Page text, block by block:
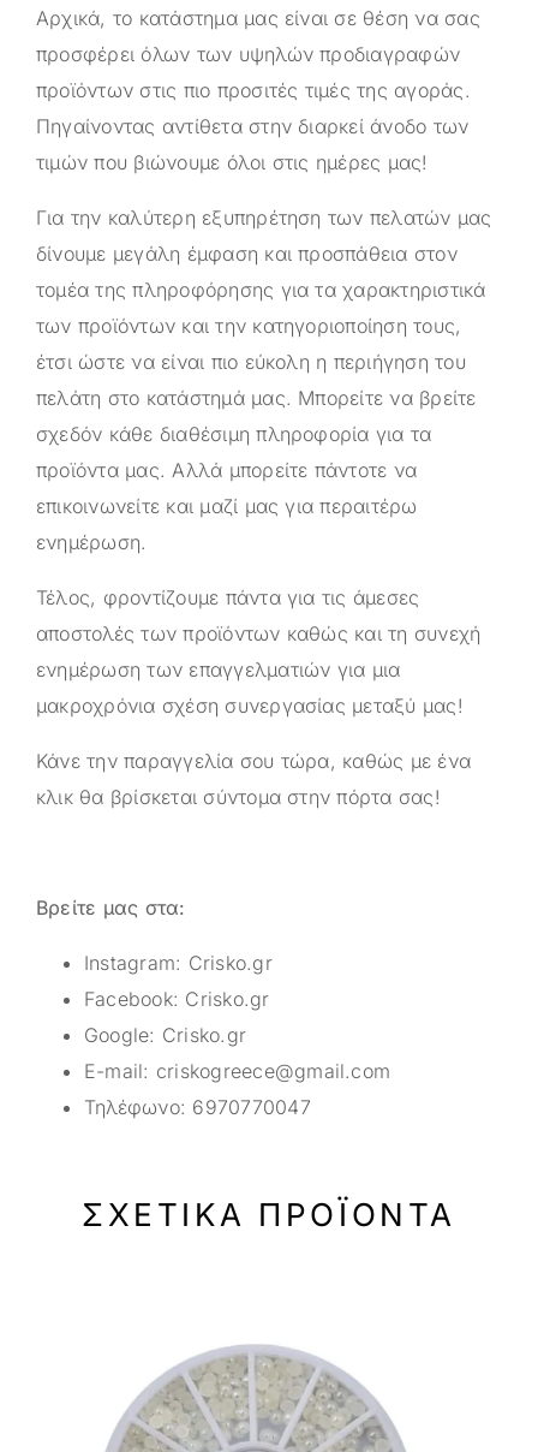
Αρχικά, το κατάστημα μας είναι σε θέση να σας
προσφέρει όλων των υψηλών προδιαγραφών
προϊόντων στις πιο προσιτές τιμές της αγοράς.
Πηγαίνοντας αντίθετα στην διαρκεί άνοδο των
τιμών που βιώνουμε όλοι στις ημέρες μας!
Για την καλύτερη εξυπηρέτηση των πελατών μας
δίνουμε μεγάλη έμφαση και προσπάθεια στον
τομέα της πληροφόρησης για τα χαρακτηριστικά
των προϊόντων και την κατηγοριοποίηση τους,
έτσι ώστε να είναι πιο εύκολη η περιήγηση του
πελάτη στο κατάστημά μας. Μπορείτε να βρείτε
σχεδόν κάθε διαθέσιμη πληροφορία για τα
προϊόντα μας. Αλλά μπορείτε πάντοτε να
επικοινωνείτε και μαζί μας για περαιτέρω
ενημέρωση.
Τέλος, φροντίζουμε πάντα για τις άμεσες
αποστολές των προϊόντων καθώς και τη συνεχή
ενημέρωση των επαγγελματιών για μια
μακροχρόνια σχέση συνεργασίας μεταξύ μας!
Κάνε την παραγγελία σου τώρα, καθώς με ένα
κλικ θα βρίσκεται σύντομα στην πόρτα σας!
Βρείτε μας στα:
Instagram: Crisko.gr
Facebook: Crisko.gr
Google: Crisko.gr
E-mail: criskogreece@gmail.com
Τηλέφωνο: 6970770047
ΣΧΕΤΙΚΆ ΠΡΟΪΌΝΤΑ